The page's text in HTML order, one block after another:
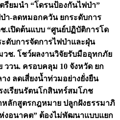
รียมนำ “โดรนป้องกันไฟป่า”
า-ลดหมอกควัน ยกระดับการ
.เปิดต้นแบบ “ศูนย์ปฏิบัติการโด
ดับการจัดการไฟป่าและฝุ่น
วช. โชว์ผลงานวิจัยรับมืออุทกภัย
ววน. ครอบคลุม 10 จังหวัด ยก
ง ลดเสี่ยงน้ำท่วมอย่างยั่งยืน
เรียนรัตนโกสินทร์สมโภช
ลักสูตรกฎหมาย ปลูกฝังธรรมาภิ
งอนาคต” ต้องไม่พัฒนาแบบแยก